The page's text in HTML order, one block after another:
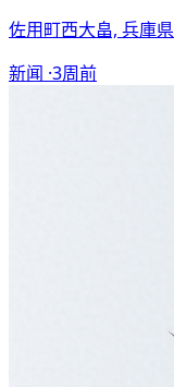
佐用町西大畠, 兵庫県
新闻 ·3周前